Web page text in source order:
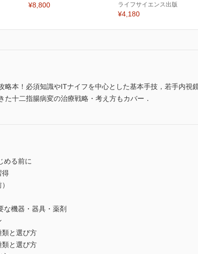
¥8,800
ライフサイエンス出版
¥4,180
略本！必須知識やITナイフを中心とした基本手技，若手内
た十二指腸病変の治療戦略・考え方もカバー．
める前に
得
な機器・器具・薬剤
と選び方
と選び方